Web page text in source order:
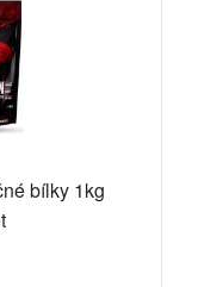
bílky 1kg